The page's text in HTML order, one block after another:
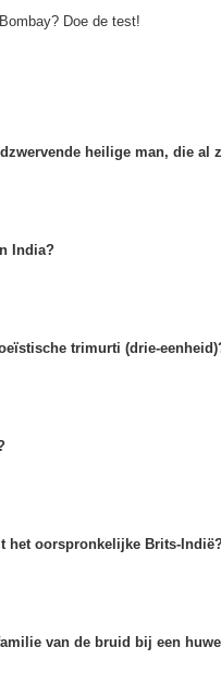
Doe de test!
heilige man, die al
India?
trimurti (drie-
het oorspronkelijke Brits-
van de bruid bij een